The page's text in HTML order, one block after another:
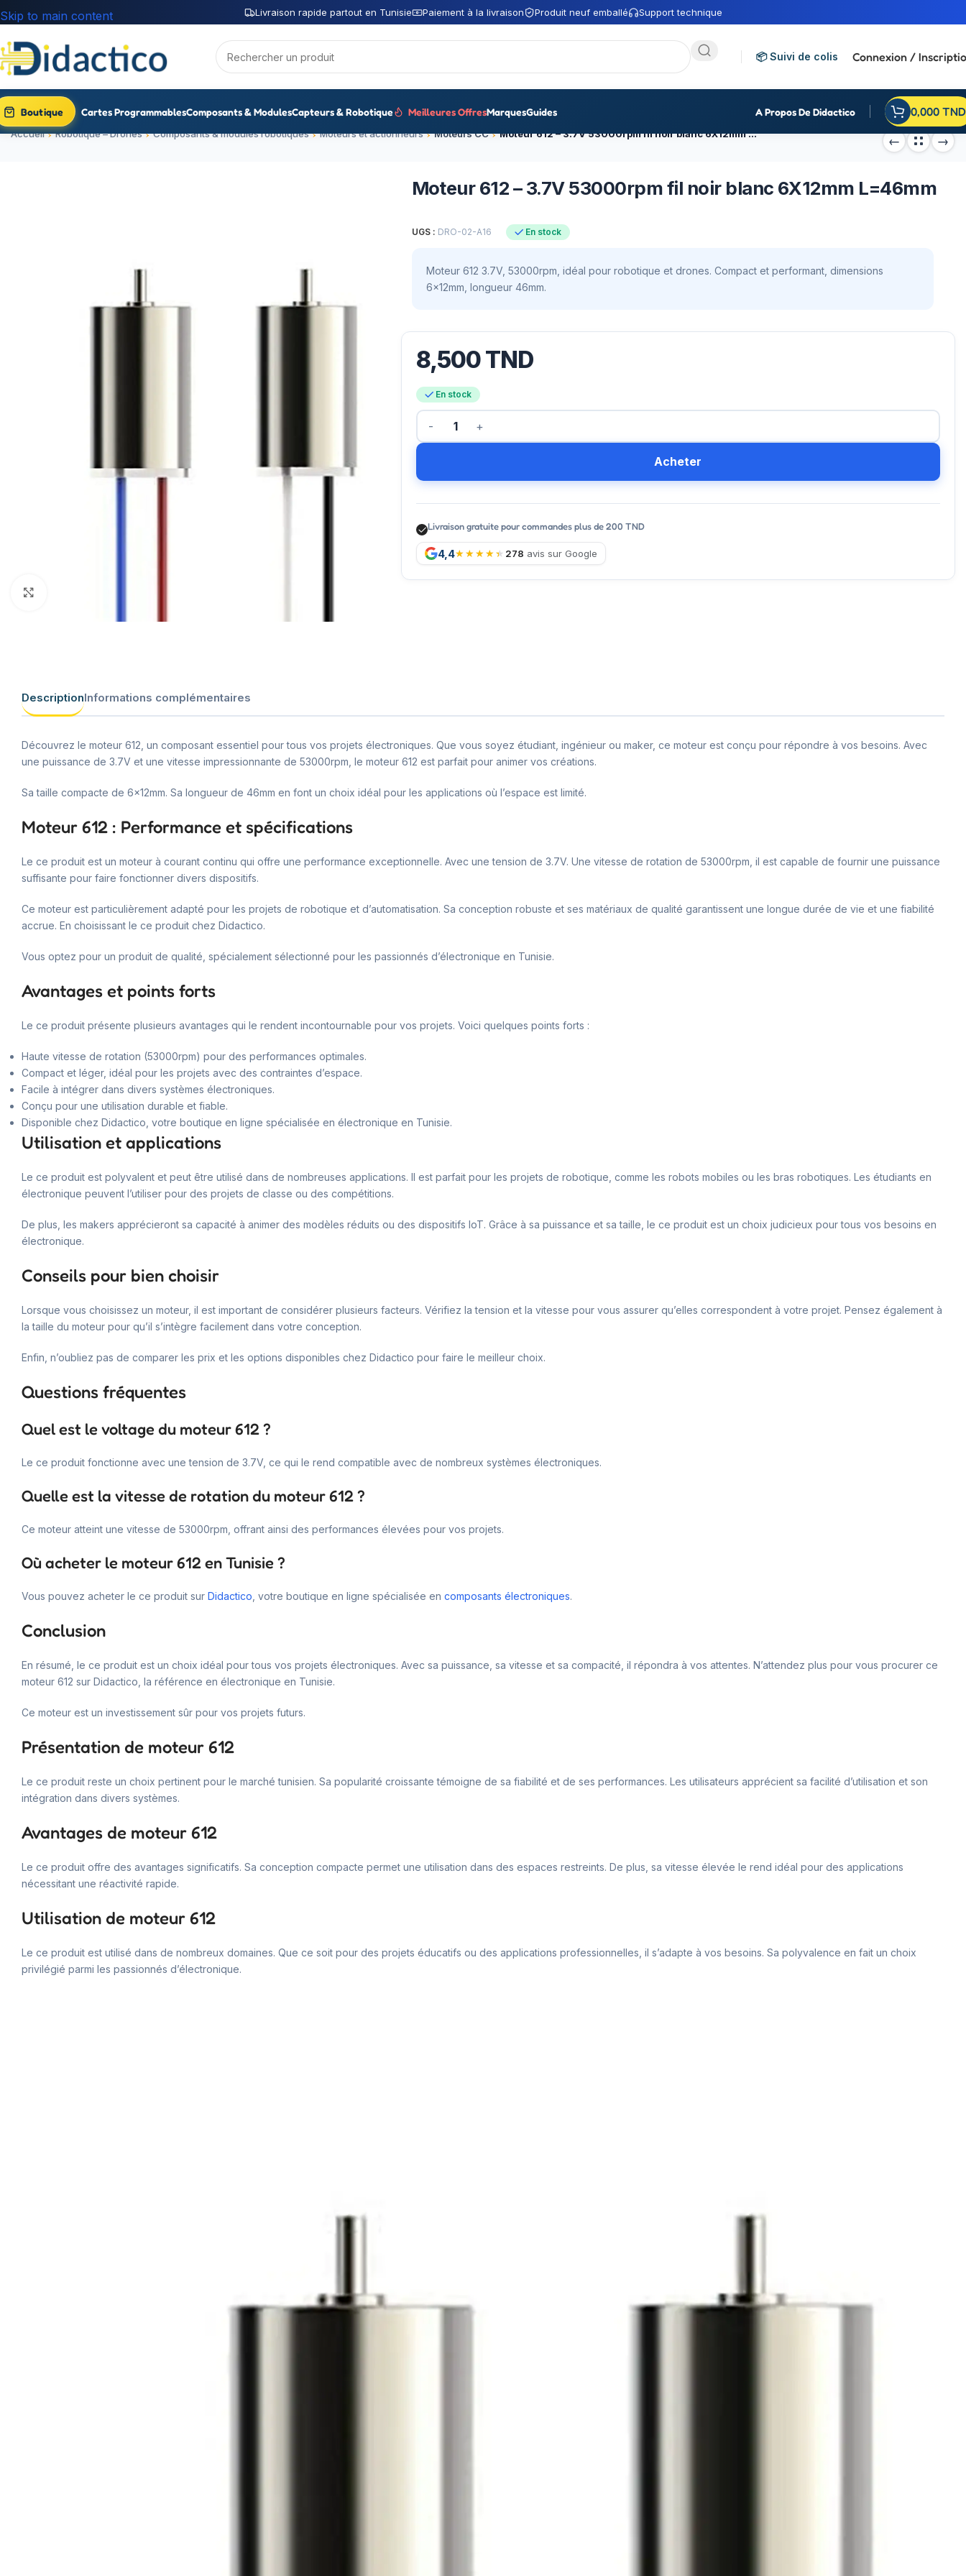
Livraison rapide partout en Tunisie Paiement à la livraison Produit neuf emballé Support technique
Skip to main content
📦 Suivi de colis Connexion /
Boutique Cartes ProgrammablesComposants & ModulesCapteurs & Robotique Meilleures OffresMarquesGuides A Propos De Didactico 0,000 TND
Accueil Robotique – Drones Composants & modules robotiques Moteurs et actionneurs Moteurs CC Moteur 612 – 3.7V 53000rpm fil noir blanc 6X12mm L=46mm
Moteur 612 – 3.7V 53000rpm fil noir blanc 6X12mm L=46mm
UGS : DRO-02-A16 En stock
Moteur 612 3.7V, 53000rpm, idéal pour robotique et drones. Compact et performant, dimensions
6x12mm, longueur 46mm.
8,500TND
En stock
Acheter
Livraison gratuite pour commandes plus de 200 TND
4,4 278 avis sur Google
DescriptionInformations complémentaires
Découvrez le moteur 612, un composant essentiel pour tous vos projets électroniques. Que vous soyez étudiant, ingénieur ou maker, ce moteur est conçu pour répondre à vos besoins. Avec
une puissance de 3.7V et une vitesse impressionnante de 53000rpm, le moteur 612 est parfait pour animer vos créations.
Sa taille compacte de 6x12mm. Sa longueur de 46mm en font un choix idéal pour les applications où l’espace est limité.
Moteur 612 : Performance et spécifications
Le ce produit est un moteur à courant continu qui offre une performance exceptionnelle. Avec une tension de 3.7V. Une vitesse de rotation de 53000rpm, il est capable de fournir une puissance
suffisante pour faire fonctionner divers dispositifs.
Ce moteur est particulièrement adapté pour les projets de robotique et d’automatisation. Sa conception robuste et ses matériaux de qualité garantissent une longue durée de vie et une fiabilité
accrue. En choisissant le ce produit chez Didactico.
Vous optez pour un produit de qualité, spécialement sélectionné pour les passionnés d’électronique en Tunisie.
Avantages et points forts
Le ce produit présente plusieurs avantages qui le rendent incontournable pour vos projets. Voici quelques points forts :
Haute vitesse de rotation (53000rpm) pour des performances optimales.
Compact et léger, idéal pour les projets avec des contraintes d’espace.
Facile à intégrer dans divers systèmes électroniques.
Conçu pour une utilisation durable et fiable.
Disponible chez Didactico, votre boutique en ligne spécialisée en électronique en Tunisie.
Utilisation et applications
Le ce produit est polyvalent et peut être utilisé dans de nombreuses applications. Il est parfait pour les projets de robotique, comme les robots mobiles ou les bras robotiques. Les étudiants en
électronique peuvent l’utiliser pour des projets de classe ou des compétitions.
De plus, les makers apprécieront sa capacité à animer des modèles réduits ou des dispositifs IoT. Grâce à sa puissance et sa taille, le ce produit est un choix judicieux pour tous vos besoins en
électronique.
Conseils pour bien choisir
Lorsque vous choisissez un moteur, il est important de considérer plusieurs facteurs. Vérifiez la tension et la vitesse pour vous assurer qu’elles correspondent à votre projet. Pensez également à
la taille du moteur pour qu’il s’intègre facilement dans votre conception.
Enfin, n’oubliez pas de comparer les prix et les options disponibles chez Didactico pour faire le meilleur choix.
Questions fréquentes
Quel est le voltage du moteur 612 ?
Le ce produit fonctionne avec une tension de 3.7V, ce qui le rend compatible avec de nombreux systèmes électroniques.
Quelle est la vitesse de rotation du moteur 612 ?
Ce moteur atteint une vitesse de 53000rpm, offrant ainsi des performances élevées pour vos projets.
Où acheter le moteur 612 en Tunisie ?
Vous pouvez acheter le ce produit sur Didactico , votre boutique en ligne spécialisée en composants électroniques.
Conclusion
En résumé, le ce produit est un choix idéal pour tous vos projets électroniques. Avec sa puissance, sa vitesse et sa compacité, il répondra à vos attentes. N’attendez plus pour vous procurer ce
moteur 612 sur Didactico, la référence en électronique en Tunisie.
Ce moteur est un investissement sûr pour vos projets futurs.
Présentation de moteur 612
Le ce produit reste un choix pertinent pour le marché tunisien. Sa popularité croissante témoigne de sa fiabilité et de ses performances. Les utilisateurs apprécient sa facilité d’utilisation et son
intégration dans divers systèmes.
Avantages de moteur 612
Le ce produit offre des avantages significatifs. Sa conception compacte permet une utilisation dans des espaces restreints. De plus, sa vitesse élevée le rend idéal pour des applications
nécessitant une réactivité rapide.
Utilisation de moteur 612
Le ce produit est utilisé dans de nombreux domaines. Que ce soit pour des projets éducatifs ou des applications professionnelles, il s’adapte à vos besoins. Sa polyvalence en fait un choix
privilégié parmi les passionnés d’électronique.